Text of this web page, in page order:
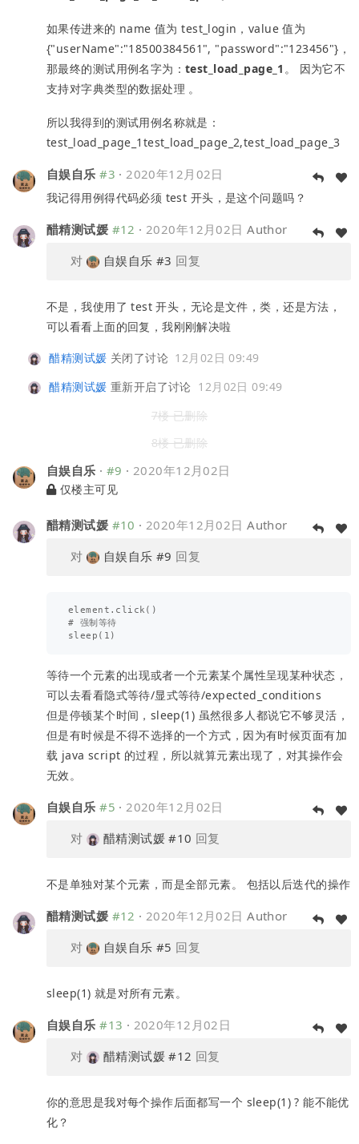
如果传进来的 name 值为 test_login，value 值为
{"userName":"18500384561", "password":"123456"}，
那最终的测试用例名字为：test_load_page_1 。 因为它不
支持对字典类型的数据处理 。
所以我得到的测试用例名称就是：
test_load_page_1test_load_page_2,test_load_page_3
自娱自乐 #3 · 2020年12月02日
我记得用例得代码必须 test 开头，是这个问题吗？
醋精测试媛 #12 · 2020年12月02日 Author
对
自娱自乐 #3 回复
不是，我使用了 test 开头，无论是文件，类，还是方法，
可以看看上面的回复，我刚刚解决啦
醋精测试媛 关闭了讨论 12月02日 09:49
醋精测试媛 重新开启了讨论 12月02日 09:49
7楼 已删除
8楼 已删除
自娱自乐 · #9 · 2020年12月02日
仅楼主可见
醋精测试媛 #10 · 2020年12月02日 Author
对
自娱自乐 #9 回复
element.click()
# 强制等待
等待一个元素的出现或者一个元素某个属性呈现某种状态，
可以去看看隐式等待/显式等待/expected_conditions
但是停顿某个时间，sleep(1) 虽然很多人都说它不够灵活，
但是有时候是不得不选择的一个方式，因为有时候页面有加
载 java script 的过程，所以就算元素出现了，对其操作会
无效。
自娱自乐 #5 ·2020年12月02日
对
醋精测试媛 #10 回复
不是单独对某个元素，而是全部元素。 包括以后迭代的操作
醋精测试媛 #12 ·2020年12月02日 Author
对
自娱自乐 #5 回复
sleep(1) 就是对所有元素。
自娱自乐 #13 · 2020年12月02日
对
醋精测试媛 #12 回复
你的意思是我对每个操作后面都写一个 sleep(1) ? 能不能优
化？